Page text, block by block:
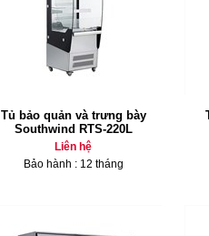
Tủ bảo quản và trưng bày
Southwind RTS-220L
Liên hệ
Bảo hành : 12 tháng